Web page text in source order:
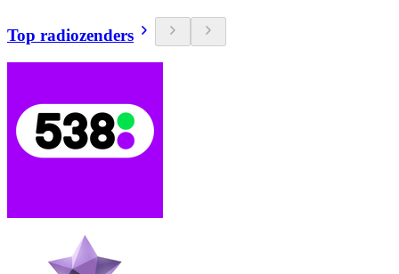
Top radiozenders